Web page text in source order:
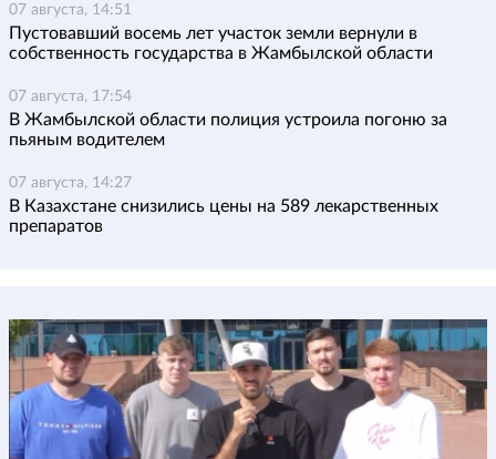
07 августа, 14:51
Пустовавший восемь лет участок земли вернули в
собственность государства в Жамбылской области
07 августа, 17:54
В Жамбылской области полиция устроила погоню за
пьяным водителем
07 августа, 14:27
В Казахстане снизились цены на 589 лекарственных
препаратов